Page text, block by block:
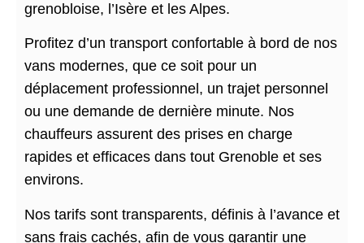
grenobloise, l’Isère et les Alpes.
Profitez d’un transport confortable à bord de nos
vans modernes, que ce soit pour un
déplacement professionnel, un trajet personnel
ou une demande de dernière minute. Nos
chauffeurs assurent des prises en charge
rapides et efficaces dans tout Grenoble et ses
environs.
Nos tarifs sont transparents, définis à l’avance et
sans frais cachés, afin de vous garantir une